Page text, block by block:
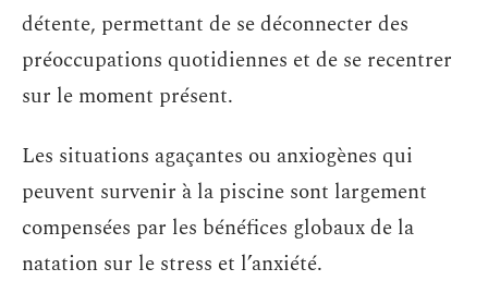
détente, permettant de se déconnecter des
préoccupations quotidiennes et de se recentrer
sur le moment présent.
Les situations agaçantes ou anxiogènes qui
peuvent survenir à la piscine sont largement
compensées par les bénéfices globaux de la
natation sur le stress et l’anxiété.